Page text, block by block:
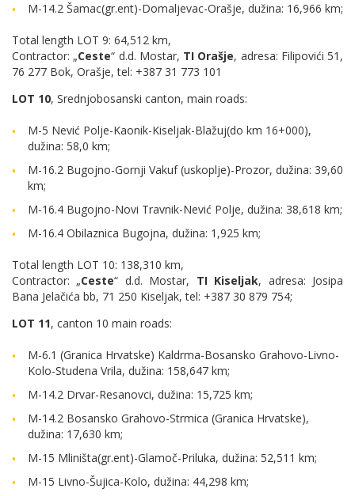
M-14.2 Šamac(gr.ent)-Domaljevac-Orašje, dužina: 16,966 km;
Total length LOT 9: 64,512 km,
Contractor: „Ceste“ d.d. Mostar, TI Orašje, adresa: Filipovići 51,
76 277 Bok, Orašje, tel: +387 31 773 101
LOT 10, Srednjobosanski canton, main roads:
M-5 Nević Polje-Kaonik-Kiseljak-Blažuj(do km 16+000),
dužina: 58,0 km;
M-16.2 Bugojno-Gornji Vakuf (uskoplje)-Prozor, dužina: 39,60
km;
M-16.4 Bugojno-Novi Travnik-Nević Polje, dužina: 38,618 km;
M-16.4 Obilaznica Bugojna, dužina: 1,925 km;
Total length LOT 10: 138,310 km,
Contractor: „Ceste“ d.d. Mostar, TI Kiseljak, adresa: Josipa
Bana Jelačića bb, 71 250 Kiseljak, tel: +387 30 879 754;
LOT 11, canton 10 main roads:
M-6.1 (Granica Hrvatske) Kaldrma-Bosansko Grahovo-Livno-
Kolo-Studena Vrila, dužina: 158,647 km;
M-14.2 Drvar-Resanovci, dužina: 15,725 km;
M-14.2 Bosansko Grahovo-Strmica (Granica Hrvatske),
dužina: 17,630 km;
M-15 Mliništa(gr.ent)-Glamoč-Priluka, dužina: 52,511 km;
M-15 Livno-Šujica-Kolo, dužina: 44,298 km;